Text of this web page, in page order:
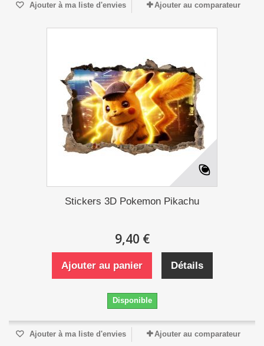
Ajouter à ma liste d'envies Ajouter au comparateur
Stickers 3D Pokemon Pikachu
9,40 €
Ajouter au panier Détails
Disponible
Ajouter à ma liste d'envies Ajouter au comparateur